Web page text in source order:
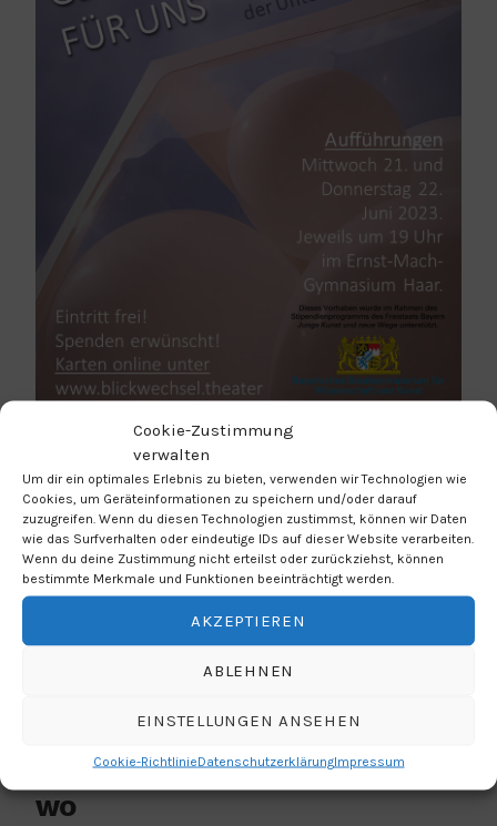
Cookie-Zustimmung
verwalten
Um dir ein optimales Erlebnis zu bieten, verwenden wir Technologien wie
Cookies, um Geräteinformationen zu speichern und/oder darauf
zuzugreifen. Wenn du diesen Technologien zustimmst, können wir Daten
wie das Surfverhalten oder eindeutige IDs auf dieser Website verarbeiten.
Wenn du deine Zustimmung nicht erteilst oder zurückziehst, können
bestimmte Merkmale und Funktionen beeinträchtigt werden.
AKZEPTIEREN
ABLEHNEN
EINSTELLUNGEN ANSEHEN
Cookie-RichtlinieDatenschutzerklärungImpressum
WANN
22.06.2023
19:00 Uhr - 20:00 Uhr
ZUM KALENDER HINZUFÜGEN
ICS herunterladen
WO